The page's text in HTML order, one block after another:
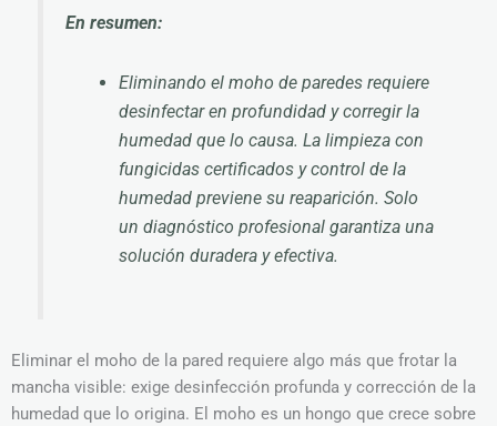
En resumen:
Eliminando el moho de paredes requiere
desinfectar en profundidad y corregir la
humedad que lo causa. La limpieza con
fungicidas certificados y control de la
humedad previene su reaparición. Solo
un diagnóstico profesional garantiza una
solución duradera y efectiva.
Eliminar el moho de la pared requiere algo más que frotar la
mancha visible: exige desinfección profunda y corrección de la
humedad que lo origina. El moho es un hongo que crece sobre